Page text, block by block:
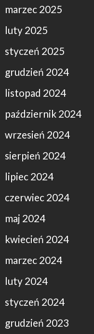
marzec 2025
luty 2025
styczeń 2025
grudzień 2024
listopad 2024
październik 2024
wrzesień 2024
sierpień 2024
lipiec 2024
czerwiec 2024
maj 2024
kwiecień 2024
marzec 2024
luty 2024
styczeń 2024
grudzień 2023